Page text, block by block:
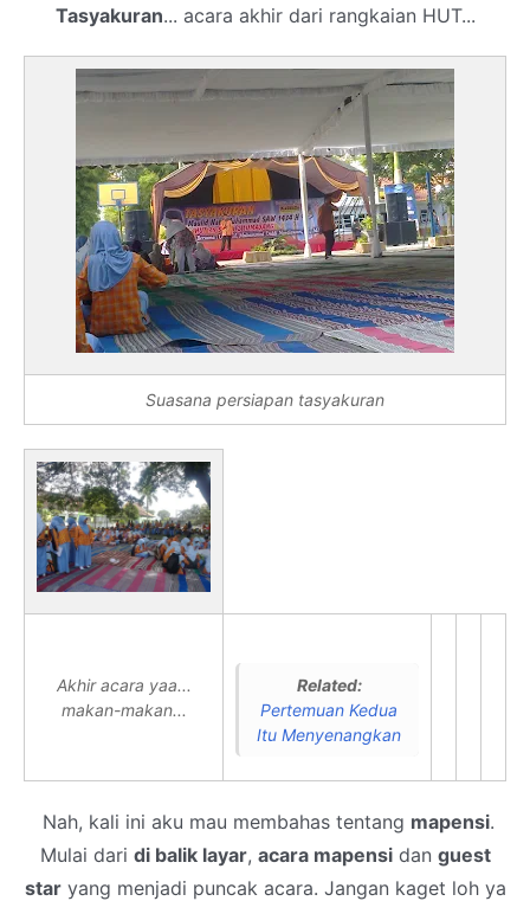
Tasyakuran... acara akhir dari rangkaian HUT...
Suasana persiapan tasyakuran
Akhir acara yaa...
makan-makan...
Related:
Pertemuan Kedua
Itu Menyenangkan
Nah, kali ini aku mau membahas tentang mapensi.
Mulai dari di balik layar, acara mapensidan guest
staryang menjadi puncak acara. Jangan kaget loh ya